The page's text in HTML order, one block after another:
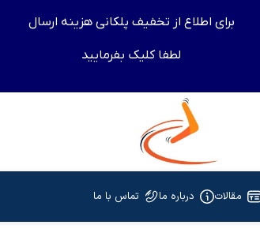
برای اطلاع از تخفیف پلکانی هزینه ارسال
لطفا کلیک بفرمایید
مقالات درباره ما تماس با ما